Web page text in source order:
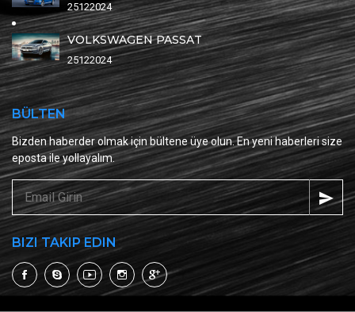
25122024
VOLKSWAGEN PASSAT
25122024
BÜLTEN
Bizden haberder olmak için bültene üye olun. En yeni haberleri size
eposta ile yollayalım.
BIZI TAKIP EDIN